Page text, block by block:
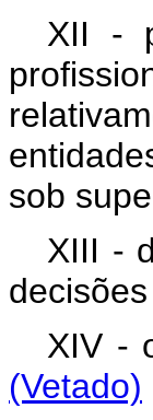
XII -
sob
XIII -
XIV -
(Vetado)